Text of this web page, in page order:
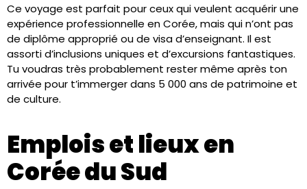
Ce voyage est parfait pour ceux qui veulent acquérir une
expérience professionnelle en Corée, mais qui n’ont pas
de diplôme approprié ou de visa d’enseignant. Il est
assorti d’inclusions uniques et d’excursions fantastiques.
Tu voudras très probablement rester même après ton
arrivée pour t’immerger dans 5 000 ans de patrimoine et
de culture.
Emplois et lieux en
Corée du Sud